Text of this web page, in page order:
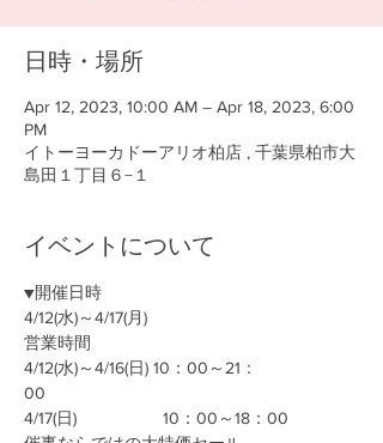
日時・場所
Apr 12, 2023, 10:00 AM – Apr 18, 2023, 6:00
PM
イトーヨーカドーアリオ柏店 , 千葉県柏市大
島田１丁目６−１
イベントについて
▼開催日時
4/12(水)～4/17(月)
営業時間
4/12(水)～4/16(日) 10：00～21：
00
4/17(日)　　　　    10：00～18：00